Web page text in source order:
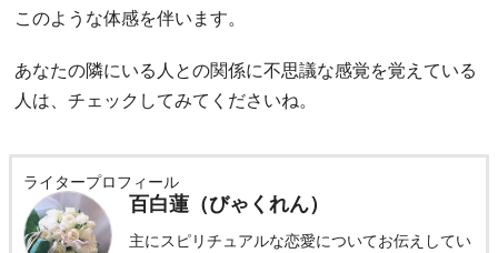
このような体感を伴います。
あなたの隣にいる人との関係に不思議な感覚を覚えている
人は、チェックしてみてくださいね。
ライタープロフィール
百白蓮（びゃくれん）
主にスピリチュアルな恋愛についてお伝えしてい